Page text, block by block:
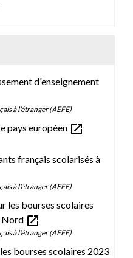
d'enseignement
à l'étranger (AEFE)
pays européen open_in_new
français scolarisés à
à l'étranger (AEFE)
les bourses scolaires
Nord open_in_new
à l'étranger (AEFE)
bourses scolaires 2023